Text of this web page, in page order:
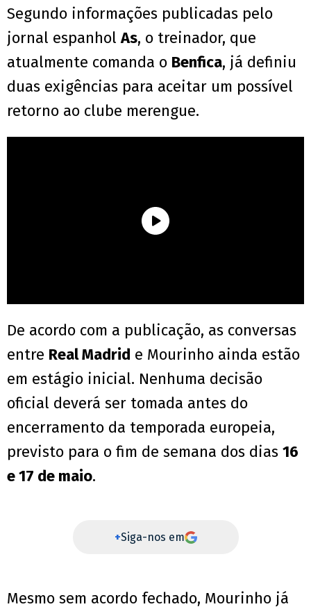
Segundo informações publicadas pelo
jornal espanholAs, o treinador, que
atualmente comanda o Benfica, já definiu
duas exigências para aceitar um possível
retorno ao clube merengue.
De acordo com a publicação, as conversas
entre Real Madrid e Mourinho ainda estão
em estágio inicial. Nenhuma decisão
oficial deverá ser tomada antes do
encerramento da temporada europeia,
previsto para o fim de semana dos dias 16
e 17 de maio.
+Siga-nos em
Mesmo sem acordo fechado, Mourinho já